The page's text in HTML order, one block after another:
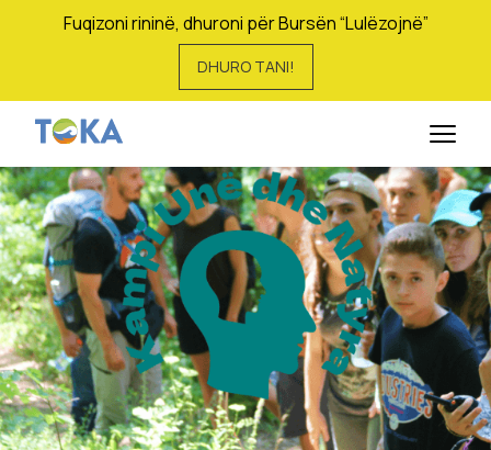
Fuqizoni rininë, dhuroni për Bursën “Lulëzojnë”
DHURO TANI!